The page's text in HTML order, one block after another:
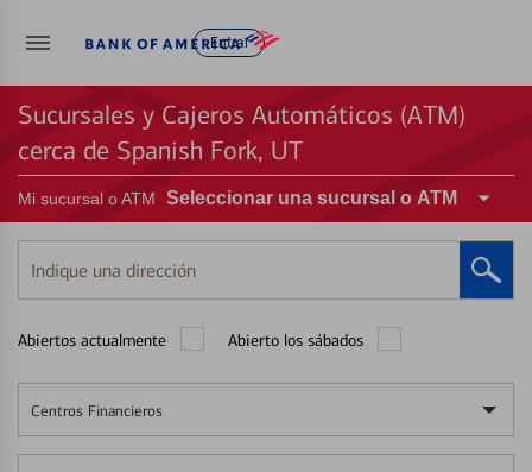
Entrar
Sucursales y Cajeros Automáticos (ATM)
cerca de Spanish Fork, UT
Mi sucursal o ATM Seleccionar una sucursal o ATM
Indique
una
Abiertos actualmente Abierto los sábados
Centros Financieros